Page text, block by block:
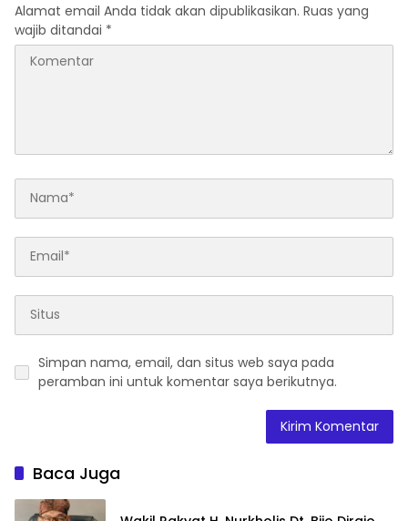
Alamat email Anda tidak akan dipublikasikan. Ruas yang
wajib ditandai *
Simpan nama, email, dan situs web saya pada
peramban ini untuk komentar saya berikutnya.
Baca Juga